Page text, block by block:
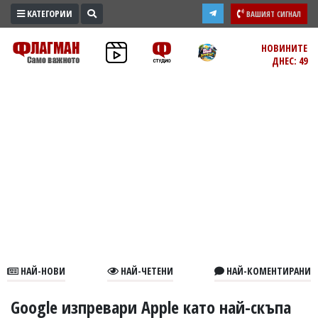
ПРОМО
ЗОНА
В
КАТЕГОРИИ ВАШИЯТ СИГНАЛ
НОВИНИТЕ
ДНЕС: 49
НАЙ-НОВИ НАЙ-ЧЕТЕНИ НАЙ-КОМЕНТИРАНИ
Google изпревари Apple като най-скъпа